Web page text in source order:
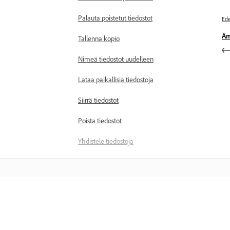
Palauta poistetut tiedostot
Tallenna kopio
Nimeä tiedostot uudelleen
Lataa paikallisia tiedostoja
Siirrä tiedostot
Poista tiedostot
Yhdistele tiedostoja
Poista tiedosto viimeksi